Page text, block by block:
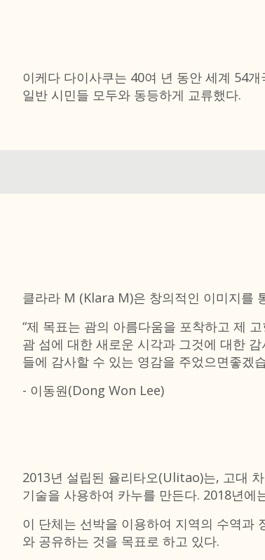
이케다 다이사쿠는 40여 년 동안 세계 54
일반 시민들 모두와 동등하게 교류했다.
클라라 M (Klara M)은 창의적인 이미지를
“제 목표는 괌의 아름다움을 포착하고 제
괌 섬에 대한 새로운 시각과 그것에 대한
들에 감사할 수 있는 영감을 주었으면좋겠
- 이동원(Dong Won Lee)
2013년 설립된 율리타오(Ulitao)는, 고대
기술을 사용하여 카누를 만든다. 2018년
이 단체는 선박을 이용하여 지역의 수역과
와 공유하는 것을 목표로 하고 있다.